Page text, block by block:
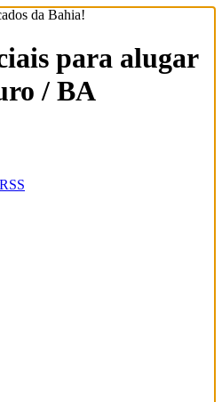
da Bahia!
para alugar
/ BA
RSS